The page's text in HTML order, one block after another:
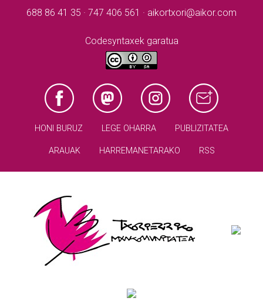
688 86 41 35 · 747 406 561 · aikortxori@aikor.com
Codesyntaxek garatua
HONI BURUZ LEGE OHARRA PUBLIZITATEA
ARAUAK HARREMANETARAKO RSS